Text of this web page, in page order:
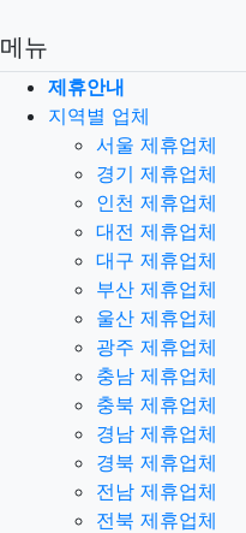
메뉴
제휴안내
지역별 업체
서울 제휴업체
경기 제휴업체
인천 제휴업체
대전 제휴업체
대구 제휴업체
부산 제휴업체
울산 제휴업체
광주 제휴업체
충남 제휴업체
충북 제휴업체
경남 제휴업체
경북 제휴업체
전남 제휴업체
전북 제휴업체